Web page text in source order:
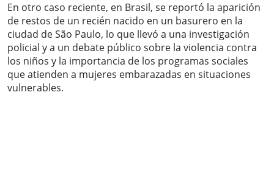
En otro caso reciente, en Brasil, se reportó la aparición
de restos de un recién nacido en un basurero en la
ciudad de São Paulo, lo que llevó a una investigación
policial y a un debate público sobre la violencia contra
los niños y la importancia de los programas sociales
que atienden a mujeres embarazadas en situaciones
vulnerables.